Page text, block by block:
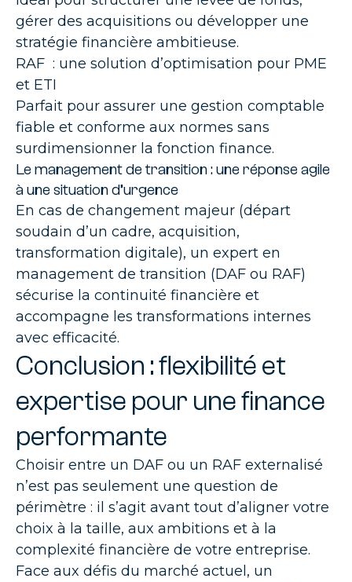
gérer des acquisitions ou développer une
stratégie financière ambitieuse.
RAF : une solution d’optimisation pour PME
et ETI
Parfait pour assurer une gestion comptable
fiable et conforme aux normes sans
surdimensionner la fonction finance.
Le management de transition : une réponse agile
à une situation d’urgence
En cas de changement majeur (départ
soudain d’un cadre, acquisition,
transformation digitale), un expert en
management de transition (DAF ou RAF)
sécurise la continuité financière et
accompagne les transformations internes
avec efficacité.
Conclusion : flexibilité et
expertise pour une finance
performante
Choisir entre un DAF ou un RAF externalisé
n’est pas seulement une question de
périmètre : il s’agit avant tout d’aligner votre
choix à la taille, aux ambitions et à la
complexité financière de votre entreprise.
Face aux défis du marché actuel, un